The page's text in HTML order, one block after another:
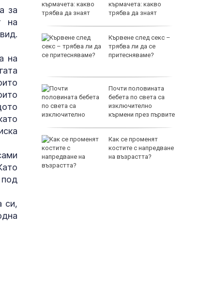
за
на
на
си,
игри
на
кърмачета: какво
трябва да знаят
Кървене след секс –
трябва ли да се
притесняваме?
Почти половината
бебета по света са
изключително
кърмени през първите
Как се променят
костите с напредване
на възрастта?